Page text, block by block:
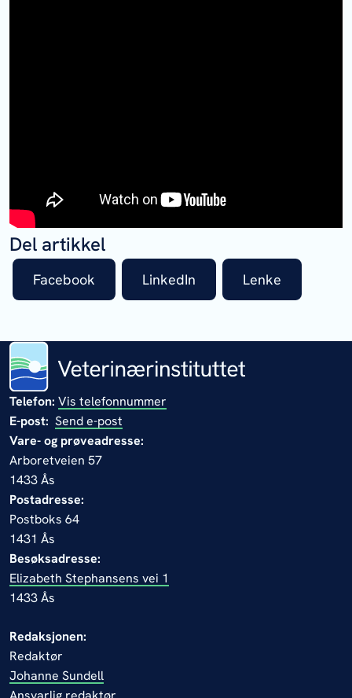
Del artikkel
Facebook LinkedIn Lenke
Telefon: Vis telefonnummer
E-post: Send e-post
Vare- og prøveadresse:
Arboretveien 57
1433 Ås
Postadresse:
Postboks 64
1431 Ås
Besøksadresse:
Elizabeth Stephansens vei 1
1433 Ås
Redaksjonen:
Redaktør
Johanne Sundell